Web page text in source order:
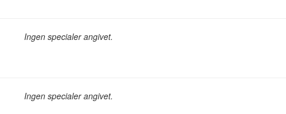
Ingen specialer angivet.
Ingen specialer angivet.